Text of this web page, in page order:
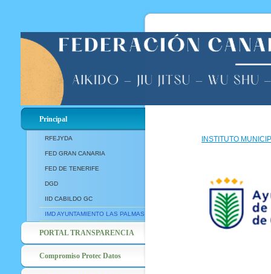
Principal
RFEJYDA
FED GRAN CANARIA
FED DE TENERIFE
DGD
IID CABILDO GC
IMD AYUNTAMIENTO LAS PALMAS
PORTAL TRANSPARENCIA
Compromiso Protec Datos
INSTITUTO